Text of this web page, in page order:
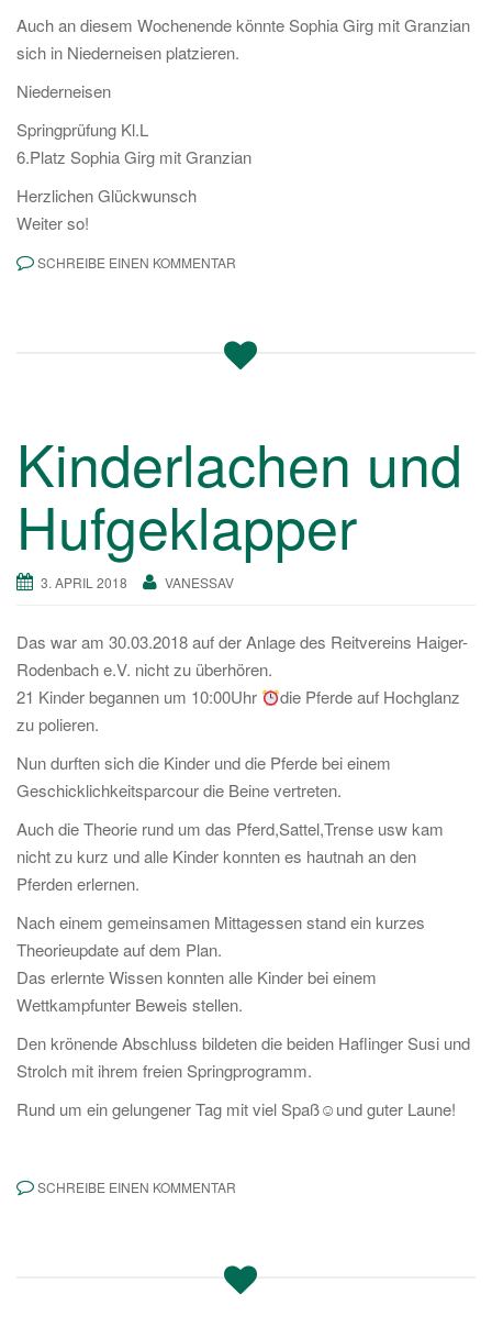
Auch an diesem Wochenende könnte Sophia Girg mit Granzian
sich in Niederneisen platzieren.
Niederneisen
Springprüfung Kl.L
6.Platz Sophia Girg mit Granzian
Herzlichen Glückwunsch
Weiter so!
SCHREIBE EINEN KOMMENTAR
Kinderlachen und
Hufgeklapper
3. APRIL 2018 VANESSAV
Das war am 30.03.2018 auf der Anlage des Reitvereins Haiger-
Rodenbach e.V. nicht zu überhören.
21 Kinder begannen um 10:00Uhr
die Pferde auf Hochglanz
zu polieren.
Nun durften sich die Kinder und die Pferde bei einem
Geschicklichkeitsparcour die Beine vertreten.
Auch die Theorie rund um das Pferd,Sattel,Trense usw kam
nicht zu kurz und alle Kinder konnten es hautnah an den
Pferden erlernen.
Nach einem gemeinsamen Mittagessen stand ein kurzes
Theorieupdate auf dem Plan.
Das erlernte Wissen konnten alle Kinder bei einem
Wettkampfunter Beweis stellen.
Den krönende Abschluss bildeten die beiden Haflinger Susi und
Strolch mit ihrem freien Springprogramm.
Rund um ein gelungener Tag mit viel Spaß☺und guter Laune!
SCHREIBE EINEN KOMMENTAR